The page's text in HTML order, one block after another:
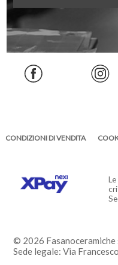
CONDIZIONI DI VENDITA
© 2026 Fasanoceramiche
Sede legale: Via